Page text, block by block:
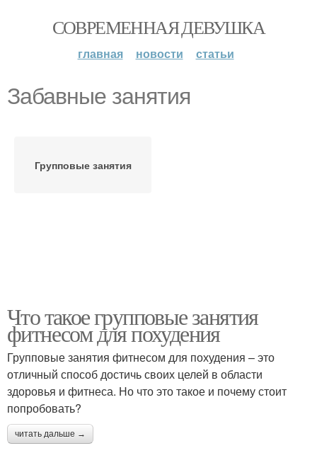
СОВРЕМЕННАЯ ДЕВУШКА
главная новости статьи
Забавные занятия
Групповые занятия
Что такое групповые занятия
фитнесом для похудения
Групповые занятия фитнесом для похудения – это
отличный способ достичь своих целей в области
здоровья и фитнеса. Но что это такое и почему стоит
попробовать?
читать дальше →